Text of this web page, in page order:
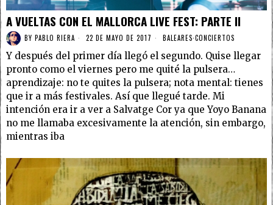
A VUELTAS CON EL MALLORCA LIVE FEST: PARTE II
BY PABLO RIERA 22 DE MAYO DE 2017 BALEARES·CONCIERTOS
Y después del primer día llegó el segundo. Quise llegar
pronto como el viernes pero me quité la pulsera…
aprendizaje: no te quites la pulsera; nota mental: tienes
que ir a más festivales. Así que llegué tarde. Mi
intención era ir a ver a Salvatge Cor ya que Yoyo Banana
no me llamaba excesivamente la atención, sin embargo,
mientras iba